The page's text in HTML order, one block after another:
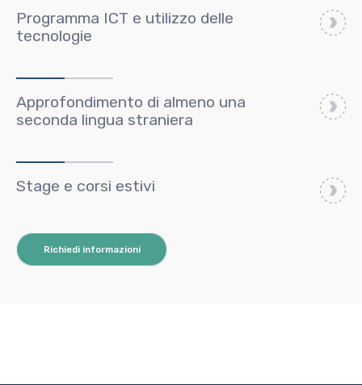
Programma ICT e utilizzo delle
tecnologie
Approfondimento di almeno una
seconda lingua straniera
Stage e corsi estivi
Richiedi informazioni